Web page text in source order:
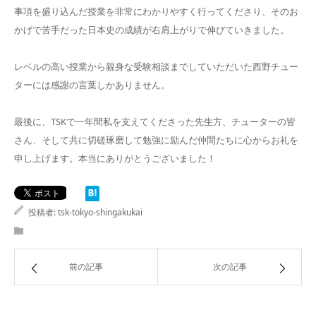
事項を盛り込んだ授業を非常にわかりやすく行ってくださり、そのお
かげで苦手だった日本史の成績が右肩上がりで伸びていきました。
レベルの高い授業から親身な受験相談までしていただいた西野チュー
ターには感謝の言葉しかありません。
最後に、 TSKで一年間私を支えてくださった先生方、チューターの皆
さん、そして共に切磋琢磨して勉強に励んだ仲間たちに心からお礼を
申し上げます。本当にありがとうございました！
投稿者:tsk-tokyo-shingakukai
前の記事 次の記事